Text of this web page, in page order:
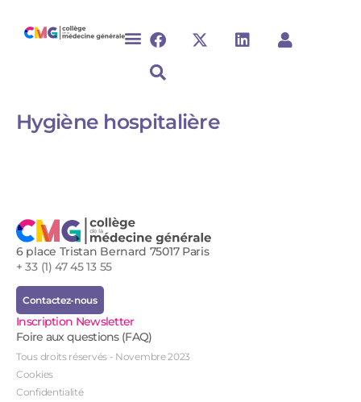
Hygiène hospitalière
6 place Tristan Bernard 75017 Paris
+ 33 (1) 47 45 13 55
Contactez-nous
Inscription Newsletter
Foire aux questions (FAQ)
Tous droits réservés - Novembre 2023
Cookies
Confidentialité